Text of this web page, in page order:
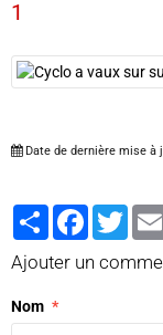
1
Date de dernière mise à
PartagerFacebook
Ajouter un
Nom